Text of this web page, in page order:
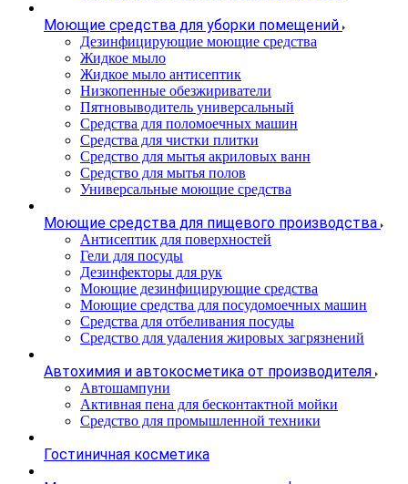
Моющие средства для уборки помещений
Дезинфицирующие моющие средства
Жидкое мыло
Жидкое мыло антисептик
Низкопенные обезжириватели
Пятновыводитель универсальный
Средства для поломоечных машин
Средства для чистки плитки
Средство для мытья акриловых ванн
Средство для мытья полов
Универсальные моющие средства
Моющие средства для пищевого производства
Антисептик для поверхностей
Гели для посуды
Дезинфекторы для рук
Моющие дезинфицирующие средства
Моющие средства для посудомоечных машин
Средства для отбеливания посуды
Средство для удаления жировых загрязнений
Автохимия и автокосметика от производителя
Автошампуни
Активная пена для бесконтактной мойки
Средство для промышленной техники
Гостиничная косметика